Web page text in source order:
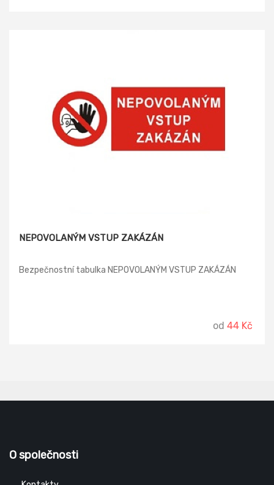
NEPOVOLANÝM VSTUP ZAKÁZÁN
Bezpečnostní tabulka NEPOVOLANÝM VSTUP ZAKÁZÁN
od 44 Kč
O společnosti